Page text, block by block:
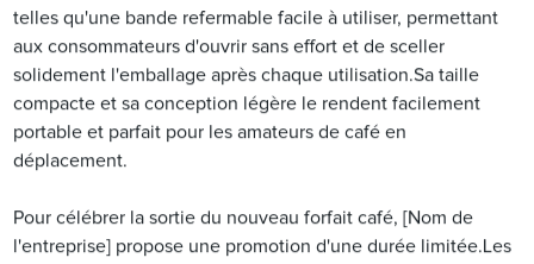
telles qu'une bande refermable facile à utiliser, permettant
aux consommateurs d'ouvrir sans effort et de sceller
solidement l'emballage après chaque utilisation.Sa taille
compacte et sa conception légère le rendent facilement
portable et parfait pour les amateurs de café en
déplacement.
Pour célébrer la sortie du nouveau forfait café, [Nom de
l'entreprise] propose une promotion d'une durée limitée.Les